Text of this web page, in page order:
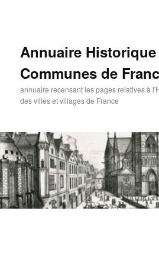
Annuaire
Communes de
annuaire recensant les pages relatives à
des villes et villages de France